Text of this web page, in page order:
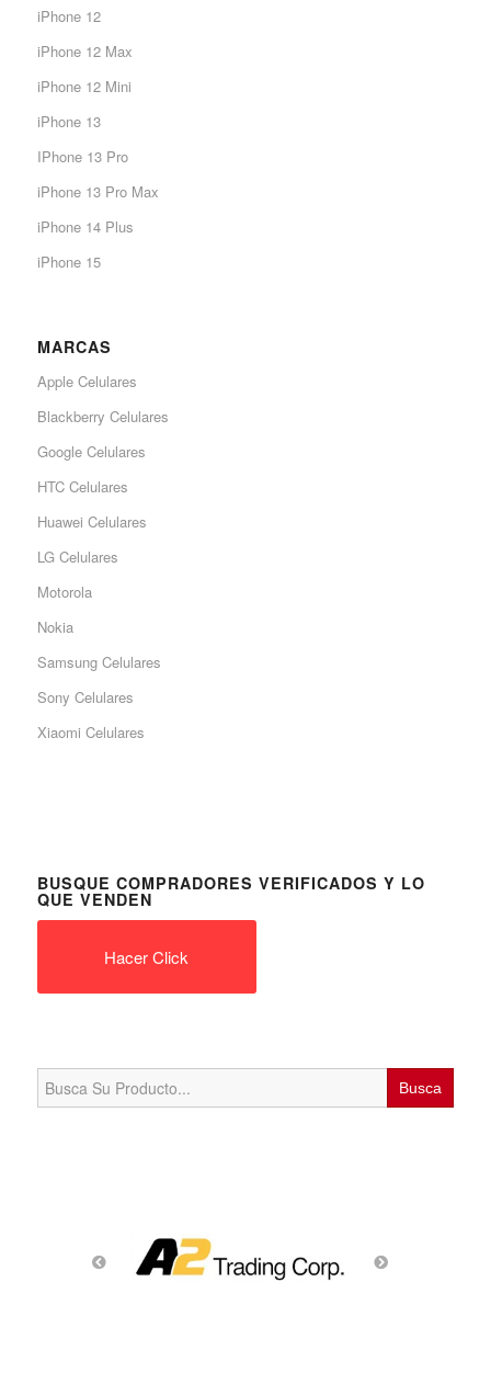
iPhone 12
iPhone 12 Max
iPhone 12 Mini
iPhone 13
IPhone 13 Pro
iPhone 13 Pro Max
iPhone 14 Plus
iPhone 15
MARCAS
Apple Celulares
Blackberry Celulares
Google Celulares
HTC Celulares
Huawei Celulares
LG Celulares
Motorola
Nokia
Samsung Celulares
Sony Celulares
Xiaomi Celulares
BUSQUE COMPRADORES VERIFICADOS Y LO
QUE VENDEN
Hacer Click
Search
for: